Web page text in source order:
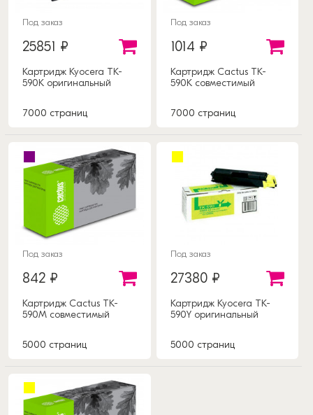
Под заказ
25851 ₽
Картридж Kyocera TK-
590K оригинальный
7000 страниц
Под заказ
1014 ₽
Картридж Cactus TK-
590K совместимый
7000 страниц
Под заказ
842 ₽
Картридж Cactus TK-
590M совместимый
5000 страниц
Под заказ
27380 ₽
Картридж Kyocera TK-
590Y оригинальный
5000 страниц